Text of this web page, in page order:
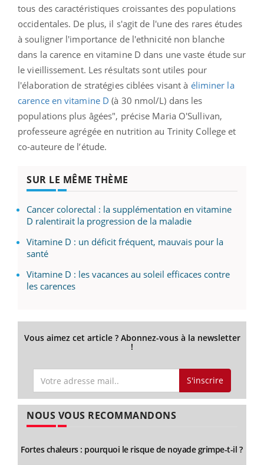
tous des caractéristiques croissantes des populations
occidentales. De plus, il s'agit de l'une des rares études
à souligner l'importance de l'ethnicité non blanche
dans la carence en vitamine D dans une vaste étude sur
le vieillissement. Les résultats sont utiles pour
l'élaboration de stratégies ciblées visant à éliminer la
carence en vitamine D (à 30 nmol/L) dans les
populations plus âgées", précise Maria O'Sullivan,
professeure agrégée en nutrition au Trinity College et
co-auteure de l’étude.
SUR LE MÊME THÈME
Cancer colorectal : la supplémentation en vitamine
D ralentirait la progression de la maladie
Vitamine D : un déficit fréquent, mauvais pour la
santé
Vitamine D : les vacances au soleil efficaces contre
les carences
Vous aimez cet article ? Abonnez-vous à la newsletter
!
S'inscrire
NOUS VOUS RECOMMANDONS
Fortes chaleurs : pourquoi le risque de noyade grimpe-t-il ?